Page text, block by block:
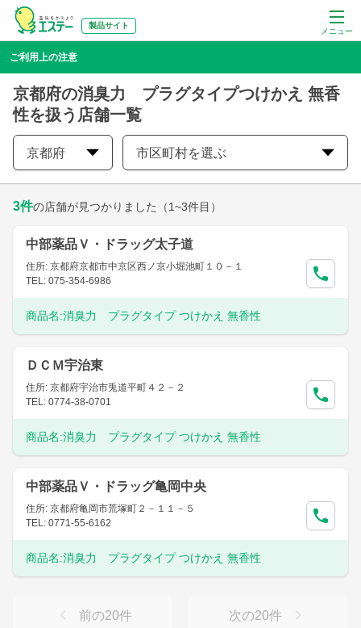
メニュー
製品サイト
ご利用上の注意
京都府の消臭力 プラグタイプつけかえ 無香
性を扱う店舗一覧
京都府 市区町村を選ぶ
3件の店舗が見つかりました （1~3件目）
中部薬品Ｖ・ドラッグ太子道
住所: 京都府京都市中京区西ノ京小堀池町１０－１
TEL: 075-354-6986
商品名:消臭力 プラグタイプ つけかえ 無香性
ＤＣＭ宇治東
住所: 京都府宇治市兎道平町４２－２
TEL: 0774-38-0701
商品名:消臭力 プラグタイプ つけかえ 無香性
中部薬品Ｖ・ドラッグ亀岡中央
住所: 京都府亀岡市荒塚町２－１１－５
TEL: 0771-55-6162
商品名:消臭力 プラグタイプ つけかえ 無香性
前の20件 次の20件